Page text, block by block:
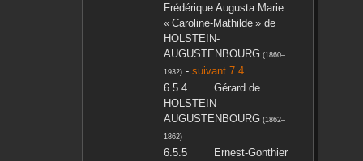
Frédérique Augusta Marie
« Caroline-Mathilde »de
HOLSTEIN-
AUGUSTENBOURG(1860–
1932)- suivant 7.4
Gérard de
HOLSTEIN-
AUGUSTENBOURG(1862–
1862)
Ernest-Gonthier